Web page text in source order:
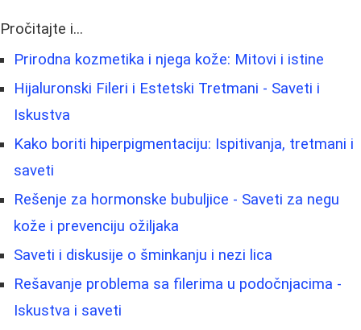
Pročitajte i...
Prirodna kozmetika i njega kože: Mitovi i istine
Hijaluronski Fileri i Estetski Tretmani - Saveti i
Iskustva
Kako boriti hiperpigmentaciju: Ispitivanja, tretmani i
saveti
Rešenje za hormonske bubuljice - Saveti za negu
kože i prevenciju ožiljaka
Saveti i diskusije o šminkanju i nezi lica
Rešavanje problema sa filerima u podočnjacima -
Iskustva i saveti